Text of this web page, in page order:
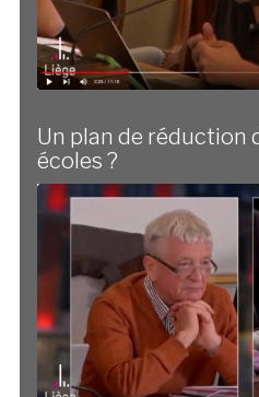
Un plan de réduction
écoles ?